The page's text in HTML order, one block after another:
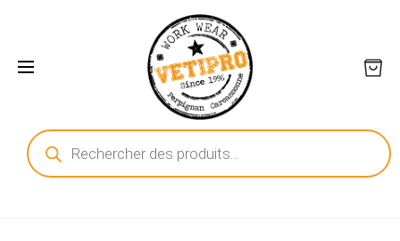
Recherche
de
produits